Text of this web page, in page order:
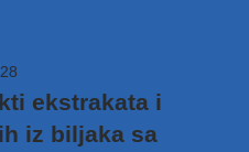
ekstrakata i
iz biljaka sa